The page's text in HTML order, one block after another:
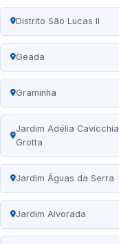
Distrito São Lucas II
Geada
Graminha
Jardim Adélia Cavicchia
Grotta
Jardim Águas da Serra
Jardim Alvorada